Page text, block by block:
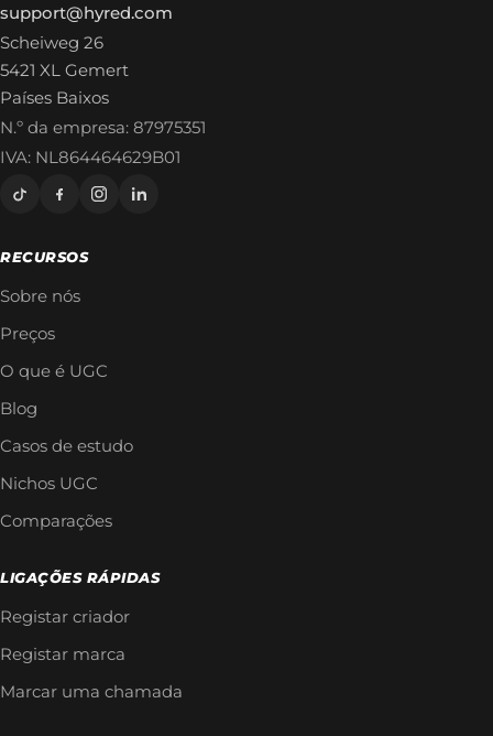
support@hyred.com
Scheiweg 26
5421 XL Gemert
Países Baixos
N.º da empresa: 87975351
IVA: NL864464629B01
RECURSOS
Sobre nós
Preços
O que é UGC
Blog
Casos de estudo
Nichos UGC
Comparações
LIGAÇÕES RÁPIDAS
Registar criador
Registar marca
Marcar uma chamada